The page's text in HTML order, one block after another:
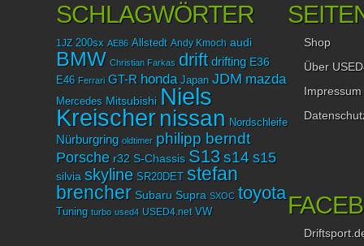
SCHLAGWÖRTER
1JZ 200sx AE86 Allstedt Andy Kmoch audi
BMW Christian Farkas drift drifting E36
E46 Ferrari GT-R honda Japan JDM mazda
Mercedes Mitsubishi Niels
Kreischer nissan Nordschleife
Nürburgring oldtimer philipp berndt
Porsche r32 S-Chassis S13 s14 s15
silvia skyline SR20DET stefan
brencher Subaru Supra SXOC toyota
Tuning turbo used4 USED4.net VW
Shop
Über
Impressum